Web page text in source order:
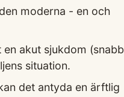
moderna - en och
akut sjukdom (snabb
situation.
det antyda en ärftlig